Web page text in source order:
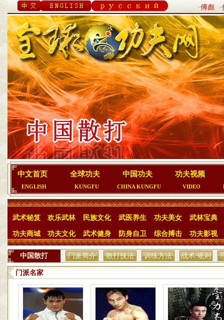
·傅彪
中文首页
ENGLISH
全球功夫
KUNGFU
中国功夫
CHINA KUNGFU
功夫视频
VIDEO
武术秘笈 欢乐武林 民族文化 武医养生 功夫美女 武林宝典
功夫商城 功夫文化 武术健身 防身自卫 综合搏击 功夫影视
中国散打 门派简介 散打技法 训练方法 战术/规则
门派名家